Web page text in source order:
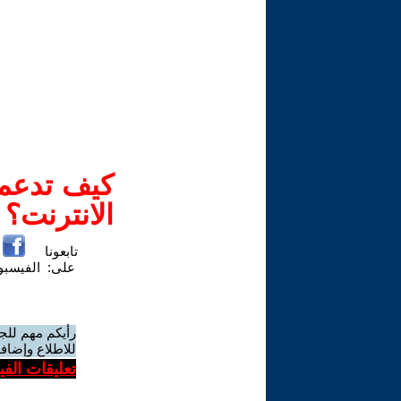
كيف
الانترنت؟
تابعونا
على:
رأيكم مهم
للاطلاع
تعليقات